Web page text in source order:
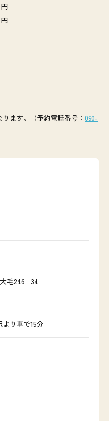
ます。（予約電話番号： 090-
毛246−34
り車で15分